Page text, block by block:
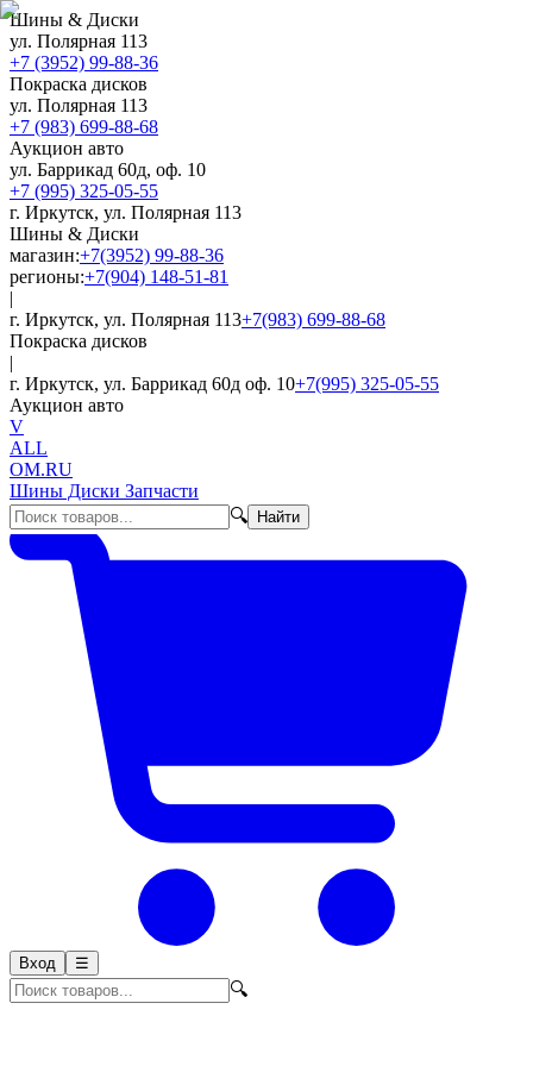
Шины & Диски
ул. Полярная 113
+7 (3952) 99-88-36
Покраска дисков
ул. Полярная 113
+7 (983) 699-88-68
Аукцион авто
ул. Баррикад 60д, оф. 10
+7 (995) 325-05-55
г. Иркутск, ул. Полярная 113
Шины & Диски
магазин:+7(3952) 99-88-36
регионы:+7(904) 148-51-81
|
г. Иркутск, ул. Полярная 113+7(983) 699-88-68
Покраска дисков
|
г. Иркутск, ул. Баррикад 60д оф. 10+7(995) 325-05-55
Аукцион авто
V
ALL
OM.RU
Шины Диски Запчасти
🔍
Найти
Вход ☰
🔍